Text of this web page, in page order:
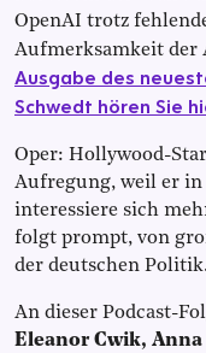
OpenAI trotz
Aufmerksamkeit der
Ausgabe des
Schwedt hören Sie
Oper: Hollywood-
Aufregung, weil er in
interessiere sich
folgt prompt, von
der deutschen Politik.
An dieser Podcast-
Eleanor Cwik,